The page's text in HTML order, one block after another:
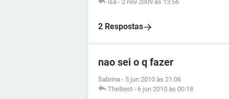
isa - 2 nov 2009 às 13:56
2 Respostas
nao sei o q fazer
Sabrina - 5 jun 2010 às 21:06
TheBest - 6 jun 2010 às 00:18